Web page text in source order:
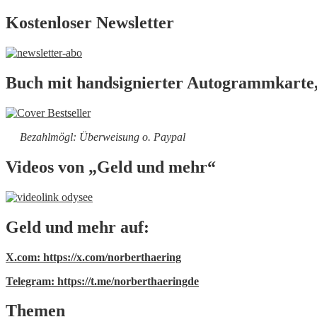
Kostenloser Newsletter
Buch mit handsignierter
Bezahlmögl: Überweisung o. Paypal
Videos von „Geld und mehr“
Geld und mehr auf:
X.com: https://x.com/norberthaering
Telegram: https://t.me/norberthaeringde
Themen